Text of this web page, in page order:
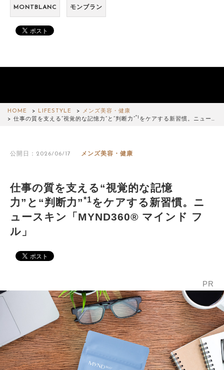
MONTBLANC モンブラン
HOME LIFESTYLE
メンズ美容・健康
仕事の質を支える“視覚的な記憶力”と“判断力”
*1 をケアする新習慣。ニュー…
公開日：2026/06/17 メンズ美容・健康
仕事の質を支える“視覚的な記憶
力”と“判断力”*1をケアする新習慣。ニ
ュースキン「MYND360® マインド フ
ル」
PR